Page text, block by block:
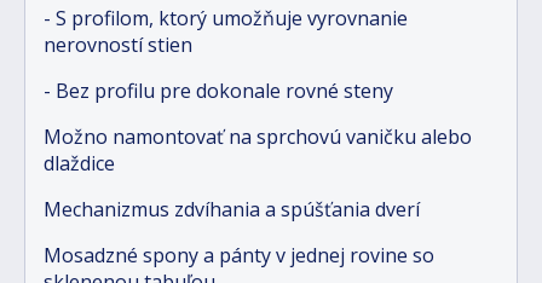
- S profilom, ktorý umožňuje vyrovnanie
nerovností stien
- Bez profilu pre dokonale rovné steny
Možno namontovať na sprchovú vaničku alebo
dlaždice
Mechanizmus zdvíhania a spúšťania dverí
Mosadzné spony a pánty v jednej rovine so